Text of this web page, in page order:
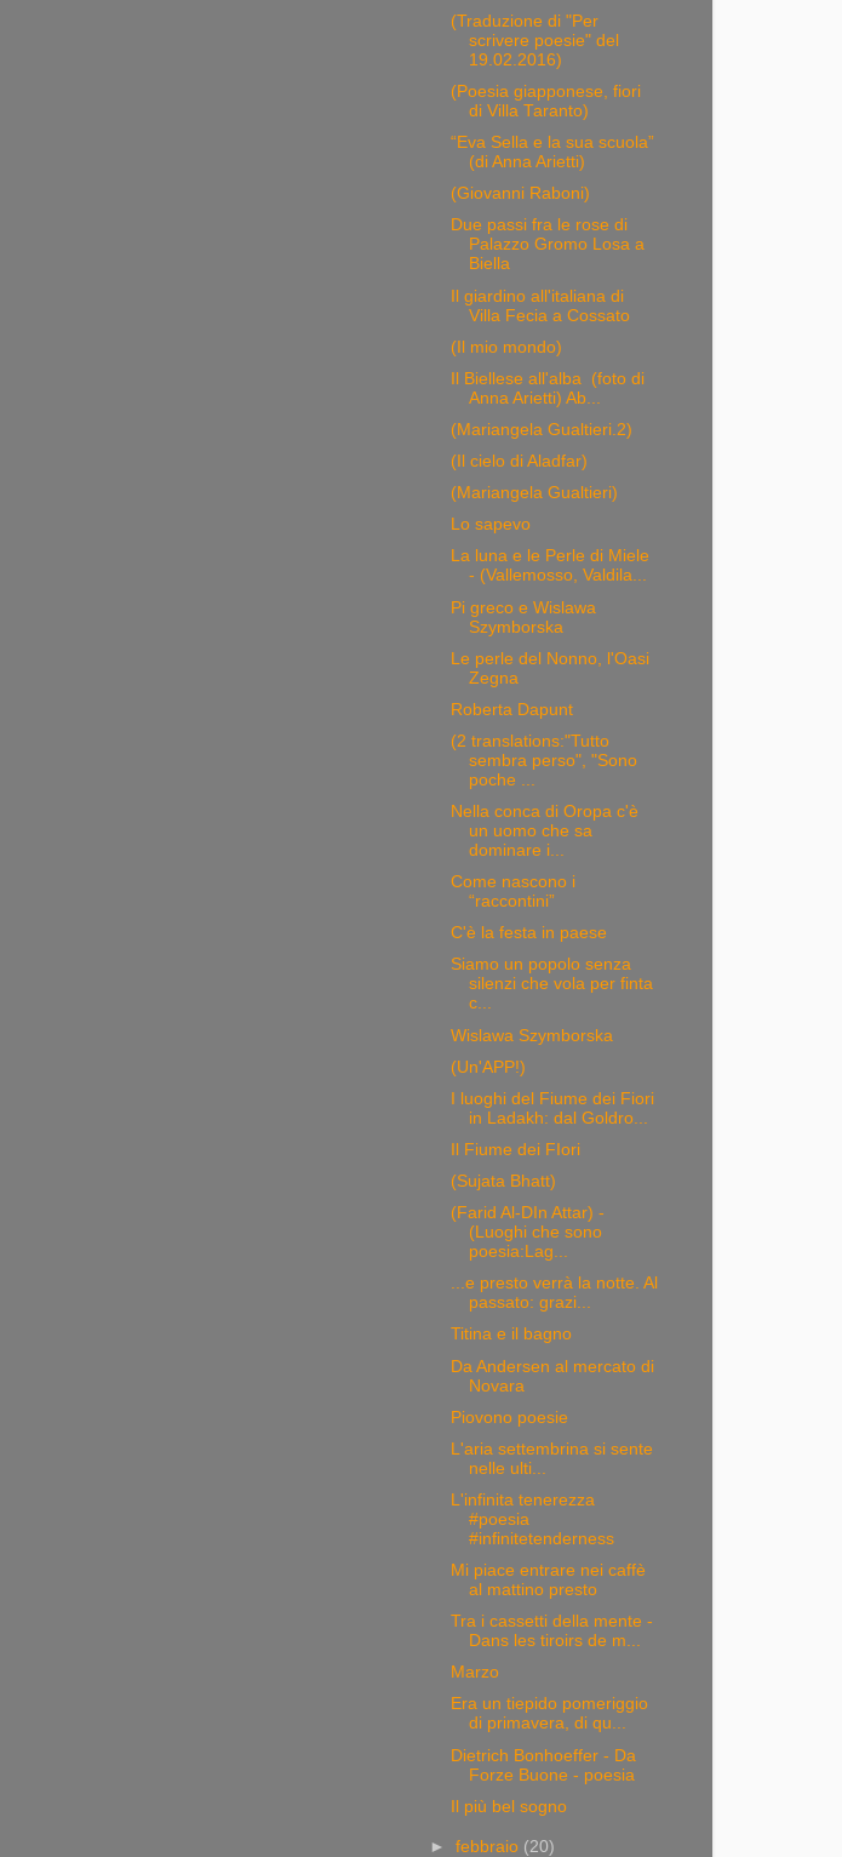
(Traduzione di "Per
scrivere poesie" del
19.02.2016)
(Poesia giapponese, fiori
di Villa Taranto)
“Eva Sella e la sua scuola”
(di Anna Arietti)
(Giovanni Raboni)
Due passi fra le rose di
Palazzo Gromo Losa a
Biella
Il giardino all'italiana di
Villa Fecia a Cossato
(Il mio mondo)
Il Biellese all'alba (foto di
Anna Arietti) Ab...
(Mariangela Gualtieri.2)
(Il cielo di Aladfar)
(Mariangela Gualtieri)
Lo sapevo
La luna e le Perle di Miele
- (Vallemosso, Valdila...
Pi greco e Wislawa
Szymborska
Le perle del Nonno, l'Oasi
Zegna
Roberta Dapunt
(2 translations:"Tutto
sembra perso", "Sono
poche ...
Nella conca di Oropa c'è
un uomo che sa
dominare i...
Come nascono i
“raccontini”
C'è la festa in paese
Siamo un popolo senza
silenzi che vola per finta
c...
Wislawa Szymborska
(Un'APP!)
I luoghi del Fiume dei Fiori
in Ladakh: dal Goldro...
Il Fiume dei FIori
(Sujata Bhatt)
(Farid Al-DIn Attar) -
(Luoghi che sono
poesia:Lag...
...e presto verrà la notte. Al
passato: grazi...
Titina e il bagno
Da Andersen al mercato di
Novara
Piovono poesie
L'aria settembrina si sente
nelle ulti...
L'infinita tenerezza
#poesia
#infinitetenderness
Mi piace entrare nei caffè
al mattino presto
Tra i cassetti della mente -
Dans les tiroirs de m...
Marzo
Era un tiepido pomeriggio
di primavera, di qu...
Dietrich Bonhoeffer - Da
Forze Buone - poesia
Il più bel sogno
►febbraio (20)